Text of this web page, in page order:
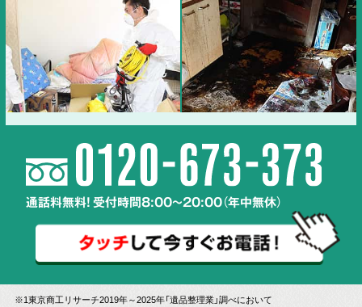
通話料無料! 受付時間8:00～20:00（年中無休）
※1東京商工リサーチ2019年～2025年「遺品整理業」調べにおいて